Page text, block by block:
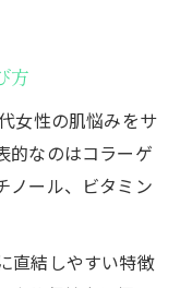
方
女性の肌悩みをサ
的なのはコラーゲ
ノール、ビタミン
直結しやすい特徴